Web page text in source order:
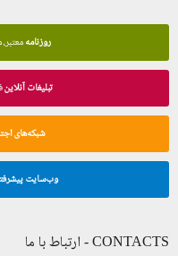
روزنامه
تبلیغات آنلاین
شبکه‌های
وب‌سایت
CONTACTS - ارتباط با ما